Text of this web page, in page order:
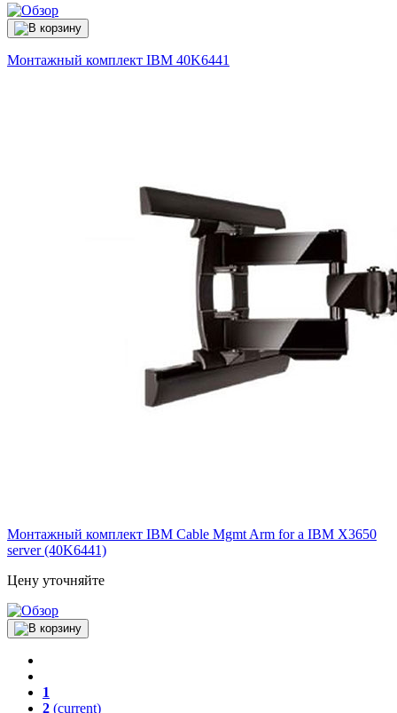
Монтажный комплект IBM 40K6441
Монтажный комплект IBM Cable Mgmt Arm for a IBM X3650
server (40K6441)
Цену уточняйте
1
2 (current)